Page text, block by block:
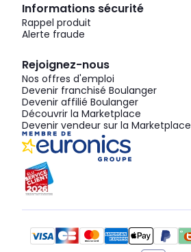
Informations sécurité
Rappel produit
Alerte fraude
Rejoignez-nous
Nos offres d'emploi
Devenir franchisé Boulanger
Devenir affilié Boulanger
Découvrir la Marketplace
Devenir vendeur sur la Marketplace